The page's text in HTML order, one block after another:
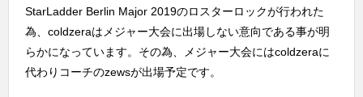
StarLadder Berlin Major 2019のロスターロックが行われた
為、coldzeraはメジャー大会に出場しない意向である事が明
らかになっています。その為、メジャー大会にはcoldzeraに
代わりコーチのzewsが出場予定です。